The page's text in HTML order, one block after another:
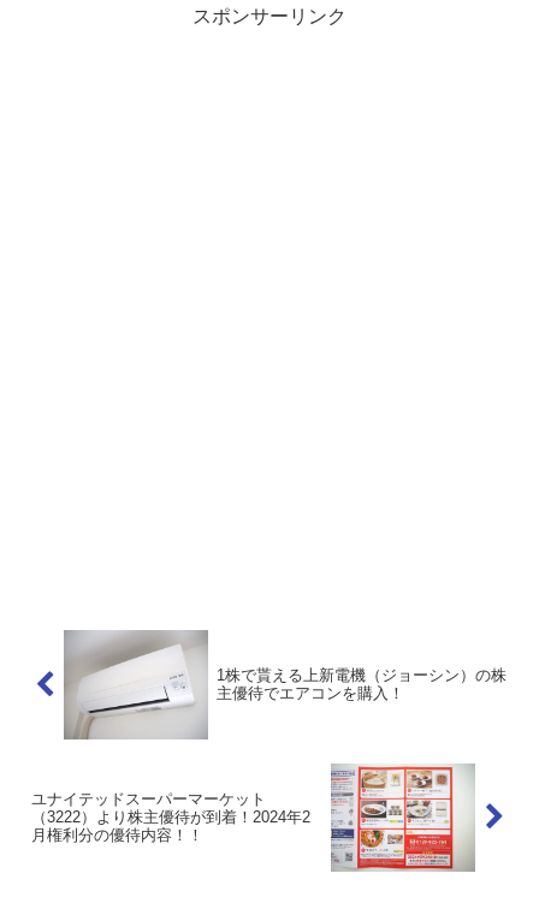
スポンサーリンク
1株で貰える上新電機（ジョーシン）の株
主優待でエアコンを購入！
ユナイテッドスーパーマーケット
（3222）より株主優待が到着！2024年2
月権利分の優待内容！！